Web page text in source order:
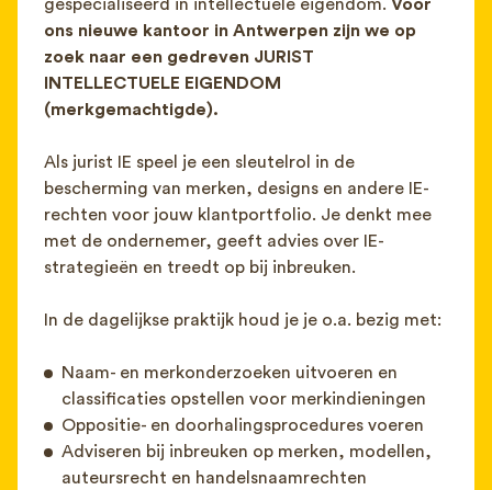
gespecialiseerd in intellectuele eigendom. Voor
ons nieuwe kantoor in Antwerpen zijn we op
zoek naar een gedreven JURIST
INTELLECTUELE EIGENDOM
(merkgemachtigde).
Als jurist IE speel je een sleutelrol in de
bescherming van merken, designs en andere IE-
rechten voor jouw klantportfolio. Je denkt mee
met de ondernemer, geeft advies over IE-
strategieën en treedt op bij inbreuken.
In de dagelijkse praktijk houd je je o.a. bezig met:
Naam- en merkonderzoeken uitvoeren en
classificaties opstellen voor merkindieningen
Oppositie- en doorhalingsprocedures voeren
Adviseren bij inbreuken op merken, modellen,
auteursrecht en handelsnaamrechten